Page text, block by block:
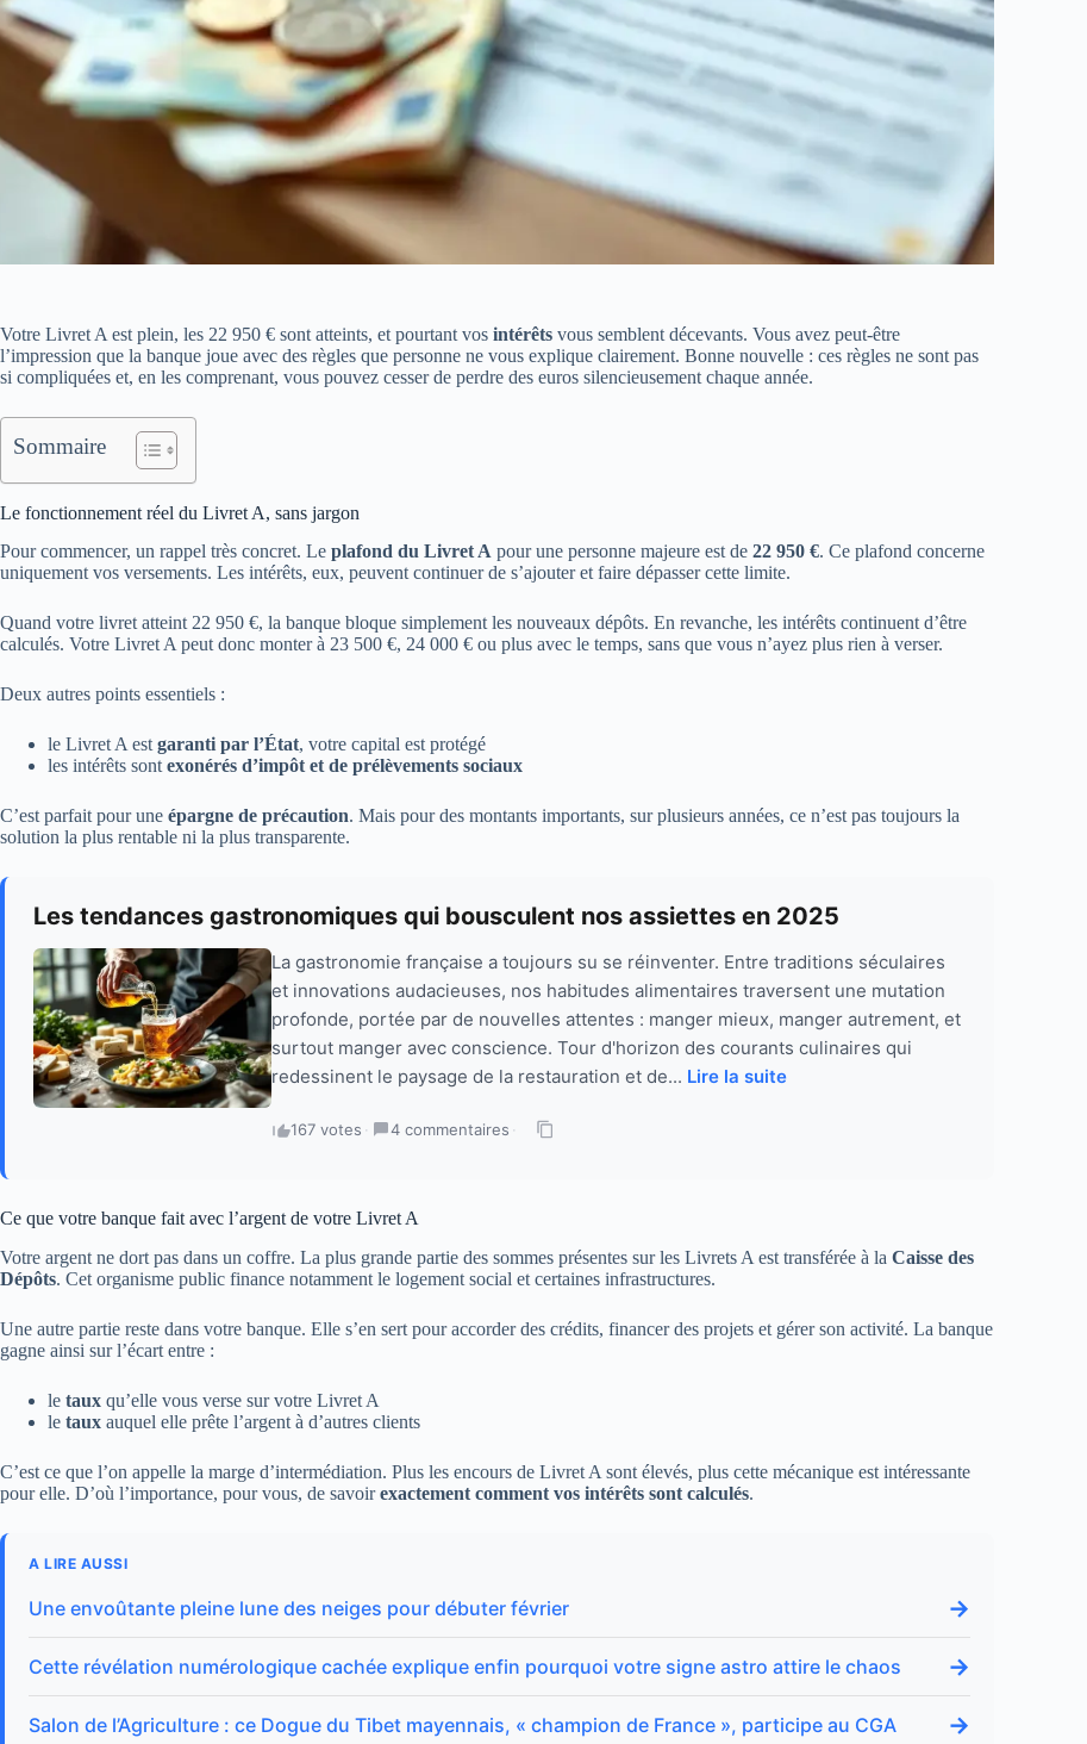
Votre Livret A est plein, les 22 950 € sont atteints, et pourtant vos intérêts vous semblent décevants. Vous avez peut‑être
l’impression que la banque joue avec des règles que personne ne vous explique clairement. Bonne nouvelle : ces règles ne sont pas
si compliquées et, en les comprenant, vous pouvez cesser de perdre des euros silencieusement chaque année.
Sommaire
Le fonctionnement réel du Livret A, sans jargon
Pour commencer, un rappel très concret. Le plafond du Livret A pour une personne majeure est de 22 950 €. Ce plafond concerne
uniquement vos versements. Les intérêts, eux, peuvent continuer de s’ajouter et faire dépasser cette limite.
Quand votre livret atteint 22 950 €, la banque bloque simplement les nouveaux dépôts. En revanche, les intérêts continuent d’être
calculés. Votre Livret A peut donc monter à 23 500 €, 24 000 € ou plus avec le temps, sans que vous n’ayez plus rien à verser.
Deux autres points essentiels :
le Livret A estgaranti par l’État, votre capital est protégé
les intérêts sontexonérés d’impôt et de prélèvements sociaux
C’est parfait pour une épargne de précaution. Mais pour des montants importants, sur plusieurs années, ce n’est pas toujours la
solution la plus rentable ni la plus transparente.
Les tendances gastronomiques qui bousculent nos assiettes en 2025
La gastronomie française a toujours su se réinventer. Entre traditions séculaires
et innovations audacieuses, nos habitudes alimentaires traversent une mutation
profonde, portée par de nouvelles attentes : manger mieux, manger autrement, et
surtout manger avec conscience. Tour d'horizon des courants culinaires qui
redessinent le paysage de la restauration et de... Lire la suite
167 votes · 4 commentaires ·
Ce que votre banque fait avec l’argent de votre Livret A
Votre argent ne dort pas dans un coffre. La plus grande partie des sommes présentes sur les Livrets A est transférée à la Caisse des
Dépôts. Cet organisme public finance notamment le logement social et certaines infrastructures.
Une autre partie reste dans votre banque. Elle s’en sert pour accorder des crédits, financer des projets et gérer son activité. La banque
gagne ainsi sur l’écart entre :
le taux qu’elle vous verse sur votre Livret A
le taux auquel elle prête l’argent à d’autres clients
C’est ce que l’on appelle la marge d’intermédiation. Plus les encours de Livret A sont élevés, plus cette mécanique est intéressante
pour elle. D’où l’importance, pour vous, de savoirexactement comment vos intérêts sont calculés.
A LIRE AUSSI
Une envoûtante pleine lune des neiges pour débuter février →
Cette révélation numérologique cachée explique enfin pourquoi votre signe astro attire le chaos →
Salon de l’Agriculture : ce Dogue du Tibet mayennais, « champion de France », participe au CGA →